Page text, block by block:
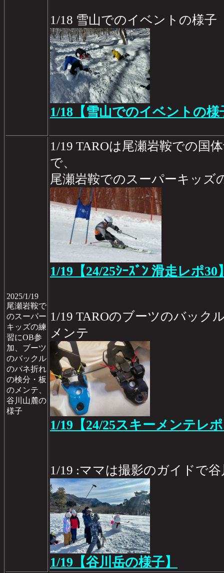
1/18 雪山でのイベントの様子
1/18【雪山でのイベントの様
2025/1/19
尾瀬岩鞍で
のスーパー
キッズの練
習にOB参
加、ブーツ
のバックル
のバネ折れ
の検分・板
のメンテ、
谷川山麓の
様子
1/19 TAROは尾瀬岩鞍での国
で、
尾瀬岩鞍でのスーパーキッズ
1/19【24/25ｼｰｽﾞﾝ 滑走レポ30
1/19 TAROのブーツのバック
メンテ
1/19【24/25スキーメンテレ
1/19 :ママは撮影のガイドで
1/19【谷川岳の様子】